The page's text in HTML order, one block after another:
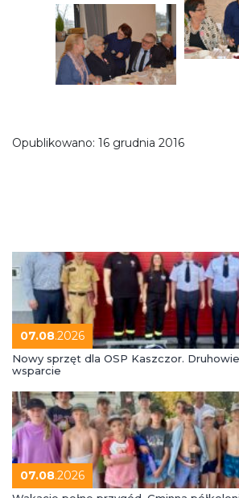
Opublikowano: 16 grudnia 2016
07.08.2026
Nowy sprzęt dla OSP Kaszczor.
wsparcie
07.08.2026